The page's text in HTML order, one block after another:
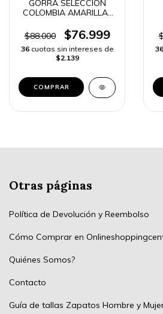
GORRA SELECCION
COLOMBIA AMARILLA |
$88.000
$76.999
36 cuotas sin intereses de
$2.139
36
Otras páginas
Política de Devolución y Reembolso
Cómo Comprar en
Quiénes Somos?
Contacto
Guía de tallas Zapatos Hombre y